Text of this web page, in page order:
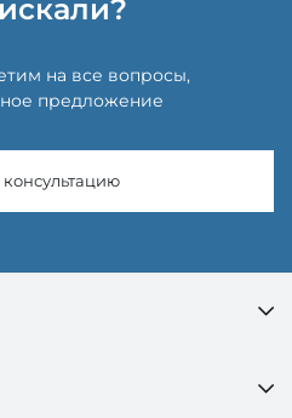
на все вопросы,
предложение
консультацию